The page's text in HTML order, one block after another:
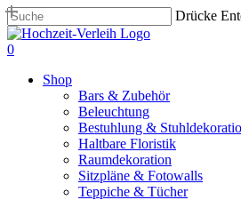
Skip
to
main
Drücke
Close
Search
search
account
0
Shop
Bars & Zubehör
Beleuchtung
Bestuhlung &
Haltbare Floristik
Raumdekoration
Sitzpläne & Fotowalls
Teppiche & Tücher